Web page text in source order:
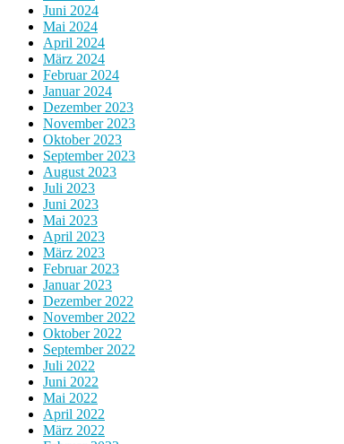
Juni 2024
Mai 2024
April 2024
März 2024
Februar 2024
Januar 2024
Dezember 2023
November 2023
Oktober 2023
September 2023
August 2023
Juli 2023
Juni 2023
Mai 2023
April 2023
März 2023
Februar 2023
Januar 2023
Dezember 2022
November 2022
Oktober 2022
September 2022
Juli 2022
Juni 2022
Mai 2022
April 2022
März 2022